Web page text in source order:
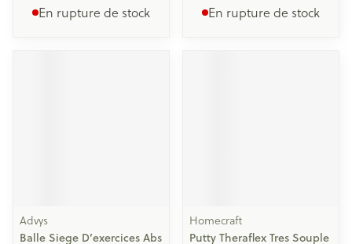
En rupture de stock En rupture de stock
Advys
Balle Siege D’exercices Abs
Homecraft
Putty Theraflex Tres Souple